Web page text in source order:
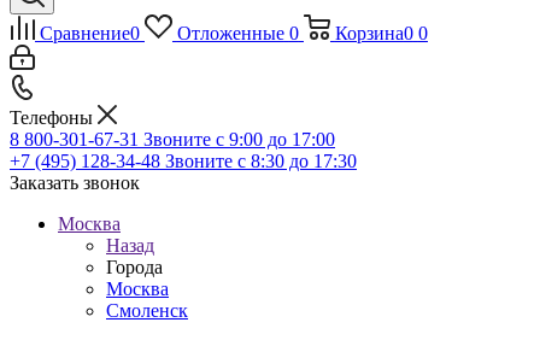
Сравнение0 Отложенные 0 Корзина0 0
Телефоны
8 800-301-67-31 Звоните с 9:00 до 17:00
+7 (495) 128-34-48 Звоните с 8:30 до 17:30
Заказать звонок
Москва
Назад
Города
Москва
Смоленск